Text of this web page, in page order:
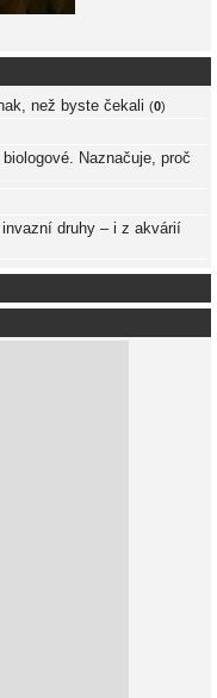
než byste čekali (0)
Naznačuje, proč
druhy – i z akvárií